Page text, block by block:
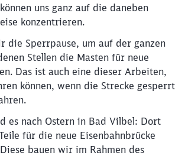
uns ganz auf die daneben
konzentrieren.
die Sperrpause, um auf der ganzen
Stellen die Masten für neue
Das ist auch eine dieser Arbeiten,
können, wenn die Strecke gesperrt
es nach Ostern in Bad Vilbel: Dort
für die neue Eisenbahnbrücke
bauen wir im Rahmen des